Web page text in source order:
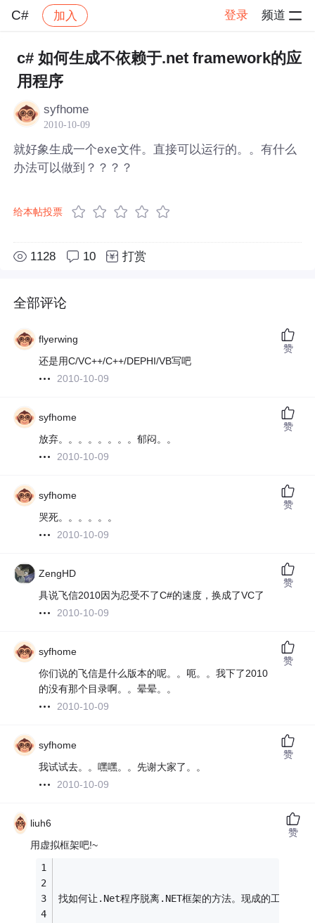
C# 加入 登录 频道
社区 C# 帖子详情
c# 如何生成不依赖于.net framework的应
用程序
syfhome
2010-10-09
就好象生成一个exe文件。直接可以运行的。。有什么
办法可以做到？？？？
给本帖投票
1128 10 打赏
全部评论
flyerwing
还是用C/VC++/C++/DEPHI/VB写吧
2010-10-09
赞
syfhome
放弃。。。。。。。。郁闷。。
2010-10-09
赞
syfhome
哭死。。。。。。
2010-10-09
赞
ZengHD
具说飞信2010因为忍受不了C#的速度，换成了VC了
2010-10-09
赞
syfhome
你们说的飞信是什么版本的呢。。呃。。我下了2010
的没有那个目录啊。。晕晕。。
2010-10-09
赞
syfhome
我试试去。。嘿嘿。。先谢大家了。。
2010-10-09
赞
liuh6
用虚拟框架吧!~
找如何让.Net程序脱离.NET框架的方法。现成的工
赞